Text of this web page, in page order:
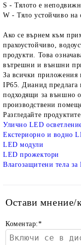
S - Тялото е
W - Тяло устойчиво на
Ако се върнем към
прахоустойчиво,
продукти. Това
вътрешни и външни
За всички приложения
IP65. Дианид предлага
подходящи за външно
производствени
Разгледайте
Улично LED
Екстериорно и водно
LED модули
LED прожектори
Влагозащитени тела
Остави мнение/
Коментар:*